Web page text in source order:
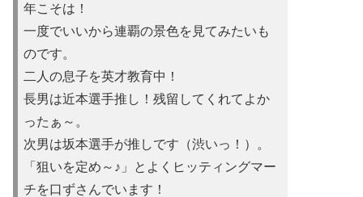
年こそは！
一度でいいから連覇の景色を見てみたいも
のです。
二人の息子を英才教育中！
長男は近本選手推し！残留してくれてよか
ったぁ～。
次男は坂本選手が推しです（渋いっ！）。
「狙いを定め～♪」とよくヒッティングマー
チを口ずさんでいます！